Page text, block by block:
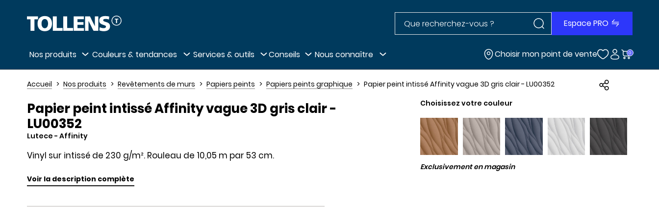
Passer la liste des magasins et aller au pied de page Rechercher dans le site Rechercher dans le site
Espace PRO
Nos produits Couleurs & tendances Services & outils Conseils Nous connaître Choisir mon point de vente 0
Accueil Nos produits Revêtements de murs Papiers peints Papiers peints graphique Papier peint intissé Affinity vague 3D gris clair - LU00352
Papier peint intissé Affinity vague 3D gris clair -
LU00352
Lutece - Affinity
Vinyl sur intissé de 230 g/m². Rouleau de 10,05 m par 53 cm.
Voir la description complète
Choisissez votre couleur
Exclusivement en magasin